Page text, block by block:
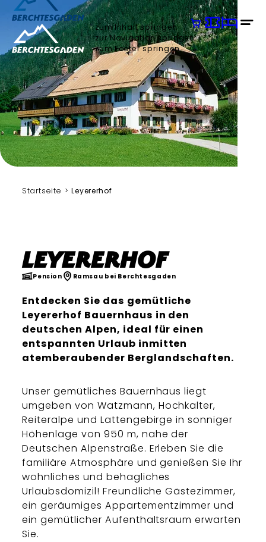
zum Inhalt springen
zur Navigation springen
zum Footer springen
Startseite Leyererhof
Leyererhof
Pension Ramsau bei Berchtesgaden
Entdecken Sie das gemütliche
Leyererhof Bauernhaus in den
deutschen Alpen, ideal für einen
entspannten Urlaub inmitten
atemberaubender Berglandschaften.
Unser gemütliches Bauernhaus liegt
umgeben von Watzmann, Hochkalter,
Reiteralpe und Lattengebirge in sonniger
Höhenlage von 950 m, nahe der
Deutschen Alpenstraße. Erleben Sie die
familiäre Atmosphäre und genießen Sie Ihr
wohnliches und behagliches
Urlaubsdomizil! Freundliche Gästezimmer,
ein geräumiges Appartementzimmer und
ein gemütlicher Aufenthaltsraum erwarten
Sie.